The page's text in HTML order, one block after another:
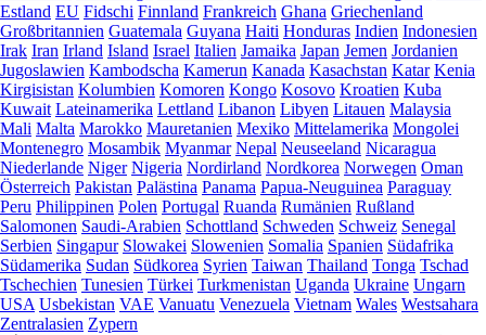
Estland EU Fidschi Finnland Frankreich Ghana Griechenland
Großbritannien Guatemala Guyana Haiti Honduras Indien Indonesien
Irak Iran Irland Island Israel Italien Jamaika Japan Jemen Jordanien
Jugoslawien Kambodscha Kamerun Kanada Kasachstan Katar Kenia
Kirgisistan Kolumbien Komoren Kongo Kosovo Kroatien Kuba
Kuwait Lateinamerika Lettland Libanon Libyen Litauen Malaysia
Mali Malta Marokko Mauretanien Mexiko Mittelamerika Mongolei
Montenegro Mosambik Myanmar Nepal Neuseeland Nicaragua
Niederlande Niger Nigeria Nordirland Nordkorea Norwegen Oman
Österreich Pakistan Palästina Panama Papua-Neuguinea Paraguay
Peru Philippinen Polen Portugal Ruanda Rumänien Rußland
Salomonen Saudi-Arabien Schottland Schweden Schweiz Senegal
Serbien Singapur Slowakei Slowenien Somalia Spanien Südafrika
Südamerika Sudan Südkorea Syrien Taiwan Thailand Tonga Tschad
Tschechien Tunesien Türkei Turkmenistan Uganda Ukraine Ungarn
USA Usbekistan VAE Vanuatu Venezuela Vietnam Wales Westsahara
Zentralasien Zypern